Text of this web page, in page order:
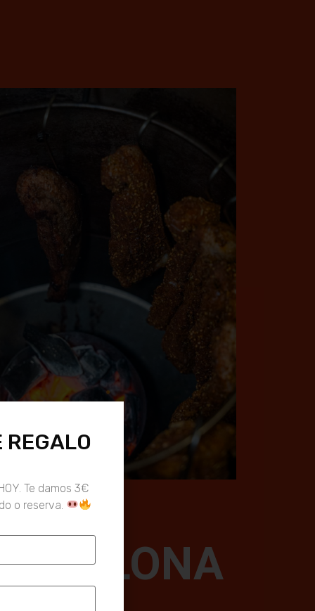
REGALO
Te damos 3€
o reserva.